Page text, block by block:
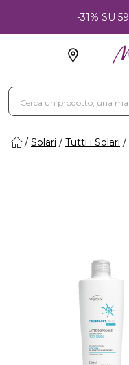
-31% SU
Solari Tutti i Solari